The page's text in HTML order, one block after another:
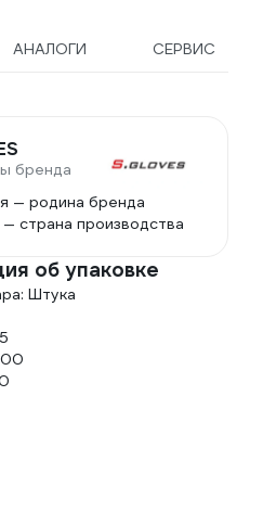
АНАЛОГИ СЕРВИС
бренда
— родина бренда
страна производства
об упаковке
Штука